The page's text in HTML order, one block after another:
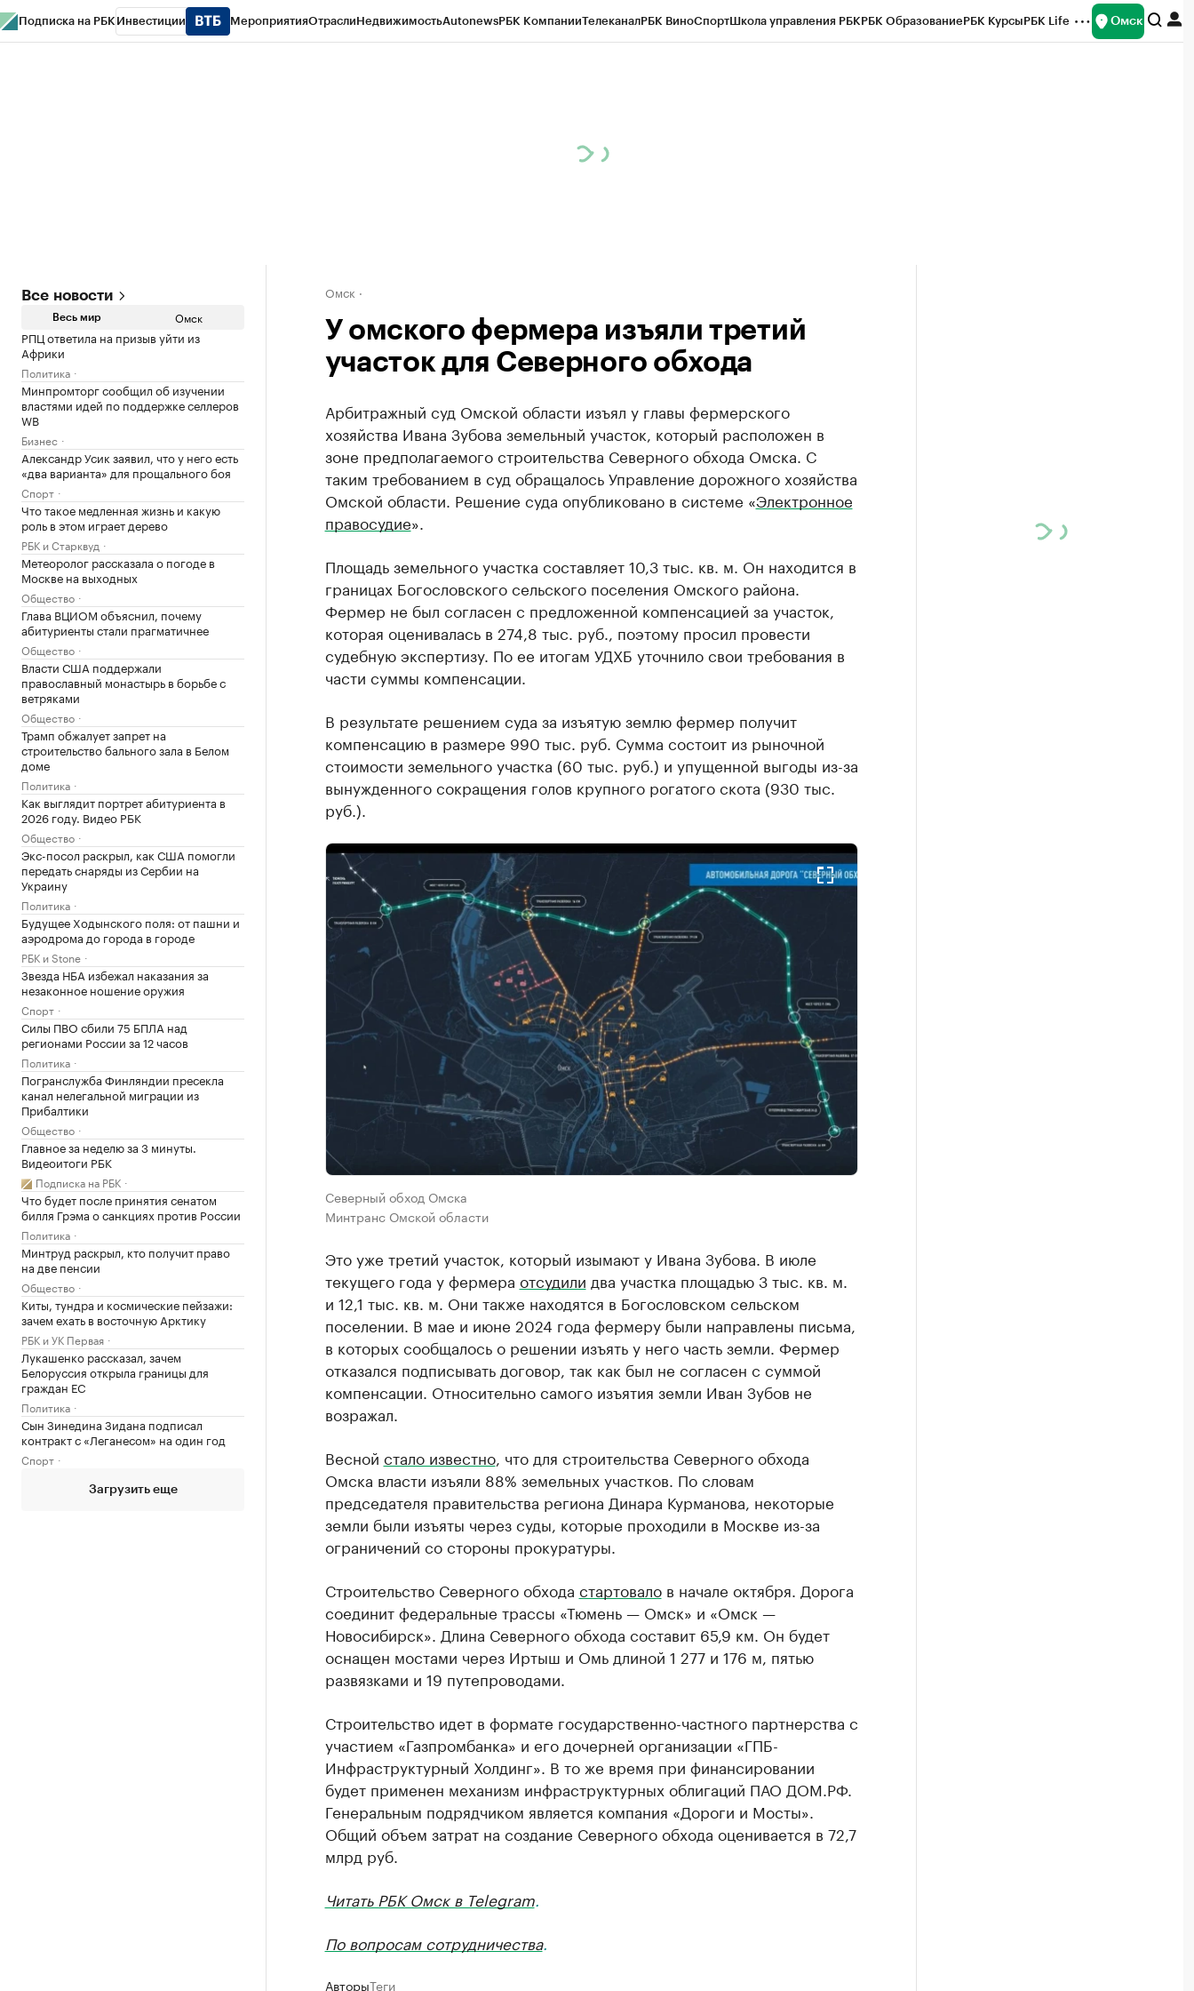
Подписка на РБК Инвестиции МероприятияОтраслиНедвижимостьAutonewsРБК КомпанииТелеканалРБК ВиноСпортШкола управления РБКРБК ОбразованиеРБК КурсыРБК Life Омск
Все новости
Весь мир Омск
РПЦ ответила на призыв уйти из
Африки
Политика
Минпромторг сообщил об изучении
властями идей по поддержке селлеров
WB
Бизнес
Александр Усик заявил, что у него есть
«два варианта» для прощального боя
Спорт
Что такое медленная жизнь и какую
роль в этом играет дерево
РБК и Старквуд
Метеоролог рассказала о погоде в
Москве на выходных
Общество
Глава ВЦИОМ объяснил, почему
абитуриенты стали прагматичнее
Общество
Власти США поддержали
православный монастырь в борьбе с
ветряками
Общество
Трамп обжалует запрет на
строительство бального зала в Белом
доме
Политика
Как выглядит портрет абитуриента в
2026 году. Видео РБК
Общество
Экс-посол раскрыл, как США помогли
передать снаряды из Сербии на
Украину
Политика
Будущее Ходынского поля: от пашни и
аэродрома до города в городе
РБК и Stone
Звезда НБА избежал наказания за
незаконное ношение оружия
Спорт
Силы ПВО сбили 75 БПЛА над
регионами России за 12 часов
Политика
Погранслужба Финляндии пресекла
канал нелегальной миграции из
Прибалтики
Общество
Главное за неделю за 3 минуты.
Видеоитоги РБК
Подписка на РБК
Что будет после принятия сенатом
билля Грэма о санкциях против России
Политика
Минтруд раскрыл, кто получит право
на две пенсии
Общество
Киты, тундра и космические пейзажи:
зачем ехать в восточную Арктику
РБК и УК Первая
Лукашенко рассказал, зачем
Белоруссия открыла границы для
граждан ЕС
Политика
Сын Зинедина Зидана подписал
контракт с «Леганесом» на один год
Спорт
Загрузить еще
Омск
У омского фермера изъяли третий
участок для Северного обхода
Арбитражный суд Омской области изъял у главы фермерского
хозяйства Ивана Зубова земельный участок, который расположен в
зоне предполагаемого строительства Северного обхода Омска. С
таким требованием в суд обращалось Управление дорожного хозяйства
Омской области. Решение суда опубликовано в системе «Электронное
правосудие».
Площадь земельного участка составляет 10,3 тыс. кв. м. Он находится в
границах Богословского сельского поселения Омского района.
Фермер не был согласен с предложенной компенсацией за участок,
которая оценивалась в 274,8 тыс. руб., поэтому просил провести
судебную экспертизу. По ее итогам УДХБ уточнило свои требования в
части суммы компенсации.
В результате решением суда за изъятую землю фермер получит
компенсацию в размере 990 тыс. руб. Сумма состоит из рыночной
стоимости земельного участка (60 тыс. руб.) и упущенной выгоды из-за
вынужденного сокращения голов крупного рогатого скота (930 тыс.
руб.).
Северный обход Омска
Минтранс Омской области
Это уже третий участок, который изымают у Ивана Зубова. В июле
текущего года у фермера отсудили два участка площадью 3 тыс. кв. м.
и 12,1 тыс. кв. м. Они также находятся в Богословском сельском
поселении. В мае и июне 2024 года фермеру были направлены письма,
в которых сообщалось о решении изъять у него часть земли. Фермер
отказался подписывать договор, так как был не согласен с суммой
компенсации. Относительно самого изъятия земли Иван Зубов не
возражал.
Весной стало известно, что для строительства Северного обхода
Омска власти изъяли 88% земельных участков. По словам
председателя правительства региона Динара Курманова, некоторые
земли были изъяты через суды, которые проходили в Москве из-за
ограничений со стороны прокуратуры.
Строительство Северного обхода стартовалов начале октября. Дорога
соединит федеральные трассы «Тюмень — Омск» и «Омск —
Новосибирск». Длина Северного обхода составит 65,9 км. Он будет
оснащен мостами через Иртыш и Омь длиной 1 277 и 176 м, пятью
развязками и 19 путепроводами.
Строительство идет в формате государственно-частного партнерства с
участием «Газпромбанка» и его дочерней организации «ГПБ-
Инфраструктурный Холдинг». В то же время при финансировании
будет применен механизм инфраструктурных облигаций ПАО ДОМ.РФ.
Генеральным подрядчиком является компания «Дороги и Мосты».
Общий объем затрат на создание Северного обхода оценивается в 72,7
млрд руб.
Читать РБК Омск в Telegram.
По вопросам сотрудничества.
АвторыТеги